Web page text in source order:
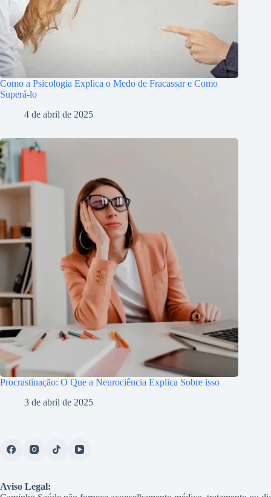
Como a Psicologia Explica o Medo de Fracassar e Como
Superá-lo
4 de abril de 2025
Procrastinação: O Que a Neurociência Explica Sobre isso
3 de abril de 2025
Aviso Legal: